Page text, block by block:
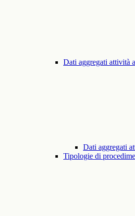
Dati aggregati attività
Dati aggregati
Tipologie di